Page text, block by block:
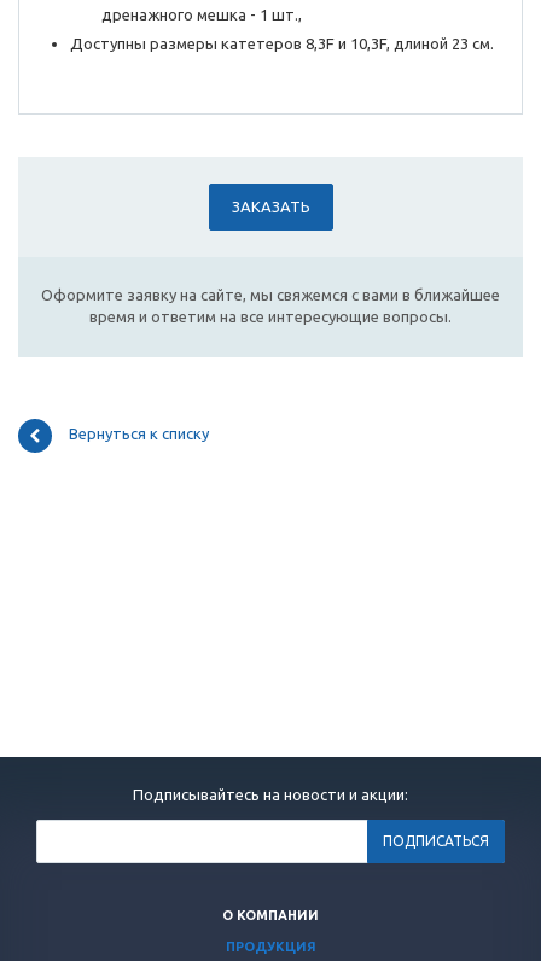
дренажного мешка - 1 шт.,
Доступны размеры катетеров 8,3F и 10,3F, длиной 23 см.
ЗАКАЗАТЬ
Оформите заявку на сайте, мы свяжемся с вами в ближайшее
время и ответим на все интересующие вопросы.
Вернуться к списку
Подписывайтесь на новости и акции:
О КОМПАНИИ
ПРОДУКЦИЯ